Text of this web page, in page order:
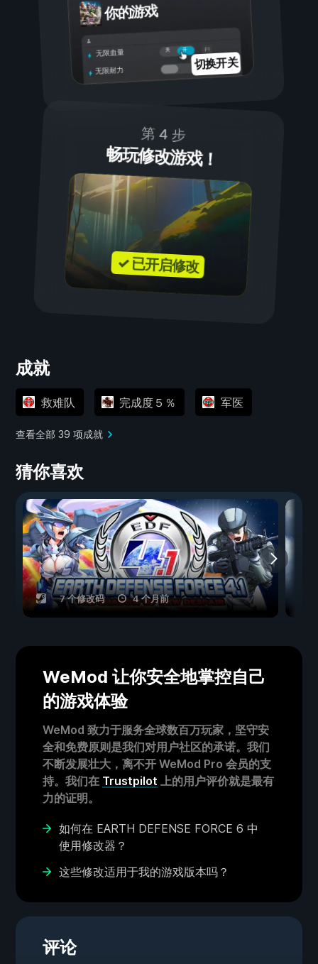
你的游戏
开
关
无限血量
无限耐力
切换开关
第 4 步
畅玩修改游戏！
✓ 已开启修改
成就
救难队 完成度５％ 军医
查看全部 39 项成就
猜你喜欢
7 个修改码 4 个月前
WeMod 让你安全地掌控自己
的游戏体验
WeMod 致力于服务全球数百万玩家，坚守安
全和免费原则是我们对用户社区的承诺。我们
不断发展壮大，离不开 WeMod Pro 会员的支
持。我们在 Trustpilot 上的用户评价就是最有
力的证明。
如何在 EARTH DEFENSE FORCE 6 中
使用修改器？
这些修改适用于我的游戏版本吗？
评论